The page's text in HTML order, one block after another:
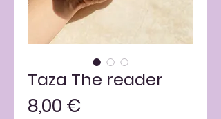
Taza The reader
8,00 €